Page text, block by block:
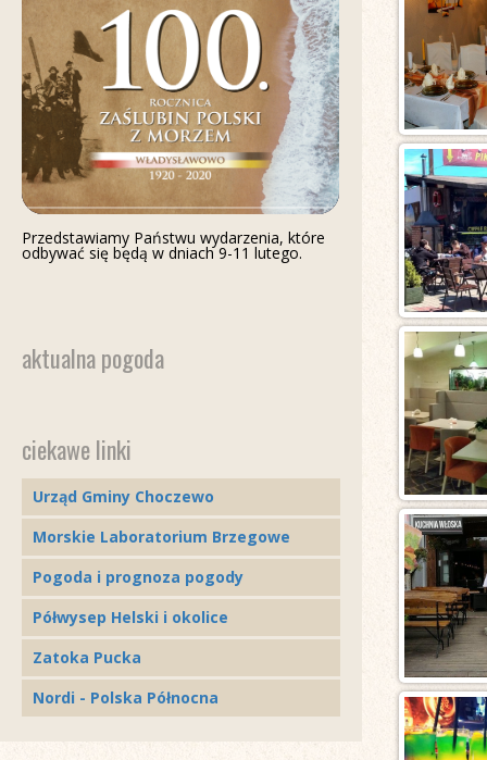
To już zimowa (bez względu na pogodę)
tradycja Władysławowa - sztuczne
lodowisko przy Zespole Szkół nr 1
W najbliższą niedzielę odbędzie się 28. Finał
Wielkiej Orkiestry Świątecznej Pomocy.
Przedstawiamy Państwu wydarzenia, które
odbywać się będą w dniach 9-11 lutego.
aktualna pogoda
ciekawe linki
Urząd Gminy Choczewo
Morskie Laboratorium Brzegowe
Pogoda i prognoza pogody
Półwysep Helski i okolice
Zatoka Pucka
Nordi - Polska Północna